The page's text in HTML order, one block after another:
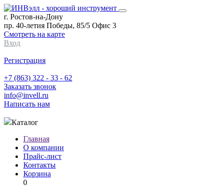
г. Ростов-на-Дону
пр. 40-летия Победы, 85/5 Офис 3
Смотреть на карте
Вход
Регистрация
+7 (863) 322 - 33 - 62
Заказать звонок
info@invell.ru
Написать нам
Каталог
Главная
О компании
Прайс-лист
Контакты
Корзина
0